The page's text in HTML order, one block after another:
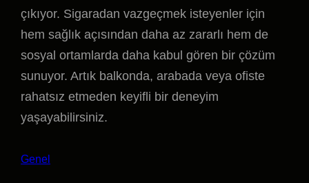
çıkıyor. Sigaradan vazgeçmek isteyenler için
hem sağlık açısından daha az zararlı hem de
sosyal ortamlarda daha kabul gören bir çözüm
sunuyor. Artık balkonda, arabada veya ofiste
rahatsız etmeden keyifli bir deneyim
yaşayabilirsiniz.
Genel